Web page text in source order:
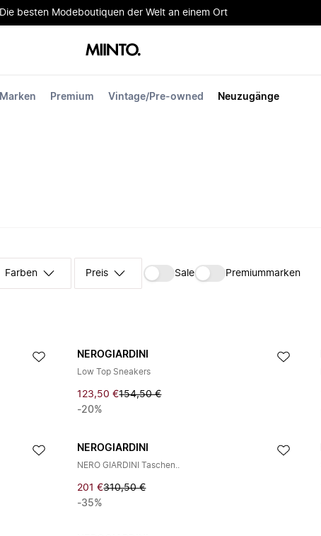
Die besten Modeboutiquen der Welt an einem Ort
Marken Premium Vintage/Pre-owned Neuzugänge
Farben Preis Sale Premiummarken
NEROGIARDINI
Low Top Sneakers
123,50 €154,50 €
-20%
NEROGIARDINI
NERO GIARDINI Taschen..
201 €310,50 €
-35%